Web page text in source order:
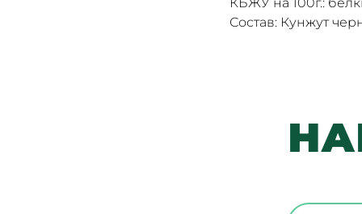
КБЖУ на 100г.:
Состав: Кунжут